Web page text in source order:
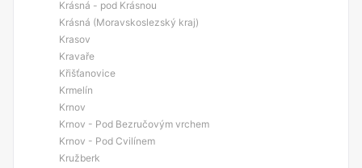
Krásná - pod Krásnou
Krásná (Moravskoslezský kraj)
Krasov
Kravaře
Křišťanovice
Krmelín
Krnov
Krnov - Pod Bezručovým vrchem
Krnov - Pod Cvilínem
Kružberk